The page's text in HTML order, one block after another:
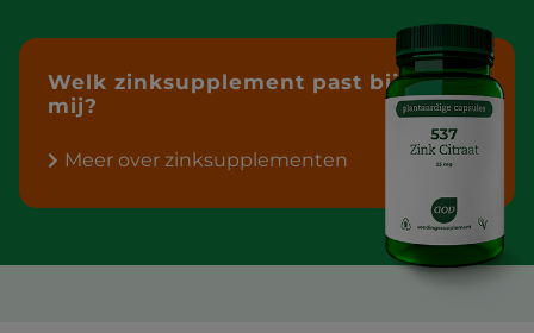
Welk zinksupplement past bij
mij?
Meer over zinksupplementen